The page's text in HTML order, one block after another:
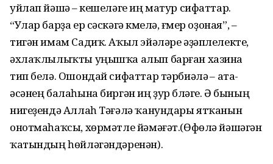
уйлап йәшәү – кешеләге иң матур сифаттар.
“Улар барҙа ер сәскәгә күмелә, ғүмер оҙоная”, –
тигән имам Садиҡ. Аҡыл эйәләре әҙәплелекте,
әхлаҡлылыҡты уңышҡа алып барған хазина
тип белә. Ошондай сифаттар тәрбиәләү – ата-
әсәнең балаһына биргән иң ҙур бүләге. Ә бының
нигеҙендә Аллаһ Тәғәлә ҡанундары ятҡанын
онотмаһаҡсы, хөрмәтле йәмәғәт.(Өфөлә йәшәгән
ҡатындың һөйләгәндәренән).